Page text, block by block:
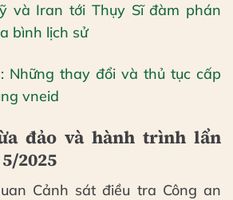
và Iran tới Thụy Sĩ đàm phán
bình lịch sử
Những thay đổi và thủ tục cấp
vneid
đảo và hành trình lẩn
2025
Cảnh sát điều tra Công an